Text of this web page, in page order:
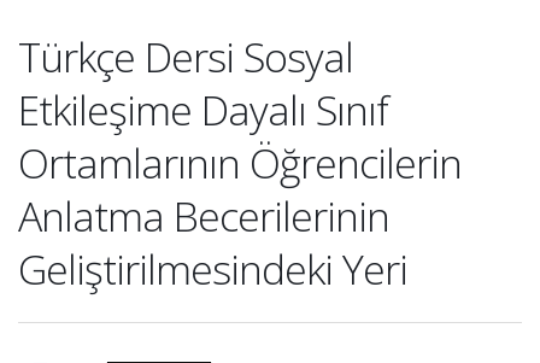
Türkçe Dersi Sosyal
Etkileşime Dayalı Sınıf
Ortamlarının Öğrencilerin
Anlatma Becerilerinin
Geliştirilmesindeki Yeri